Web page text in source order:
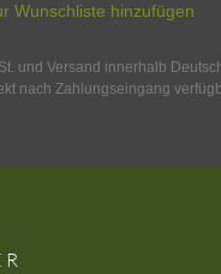
Wunschliste hinzufügen
und Versand innerhalb
nach Zahlungseingang